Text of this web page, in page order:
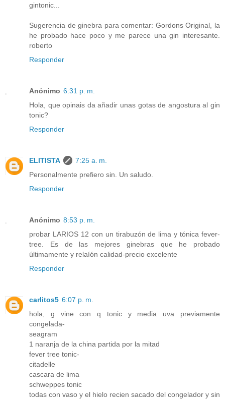
gintonic...
Sugerencia de ginebra para comentar: Gordons Original, la
he probado hace poco y me parece una gin interesante.
roberto
Responder
Anónimo 6:31 p. m.
Hola, que opinais da añadir unas gotas de angostura al gin
tonic?
Responder
ELITISTA
7:25 a. m.
Personalmente prefiero sin. Un saludo.
Responder
Anónimo 8:53 p. m.
probar LARIOS 12 con un tirabuzón de lima y tónica fever-
tree. Es de las mejores ginebras que he probado
últimamente y relaíón calidad-precio excelente
Responder
carlitos5 6:07 p. m.
hola, g vine con q tonic y media uva previamente
congelada-
seagram
1 naranja de la china partida por la mitad
fever tree tonic-
citadelle
cascara de lima
schweppes tonic
todas con vaso y el hielo recien sacado del congelador y sin